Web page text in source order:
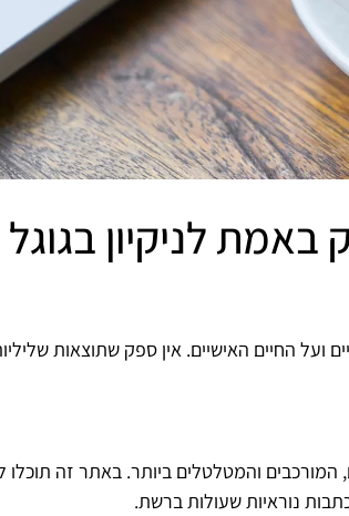
באמת לניקיון
החיים האישיים. אין ספק שתוצאות
של למעלה מ-20 שנה בטיפול במקרים הקשים, המורכבים והמטלטלים ביותר.
נוראיות שעולות ברשת.